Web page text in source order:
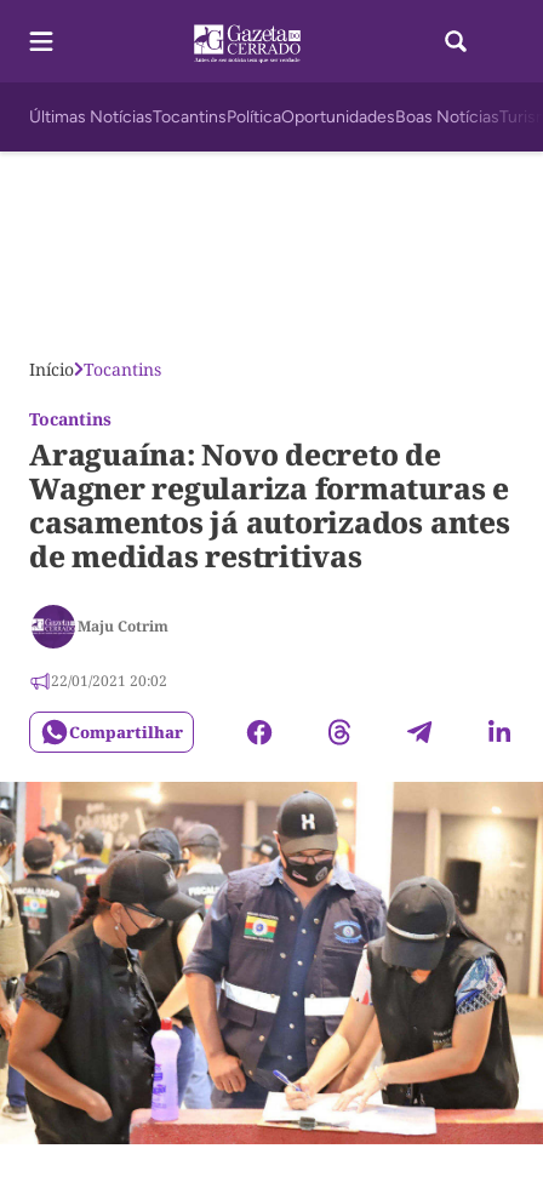
Últimas NotíciasTocantinsPolíticaOportunidadesBoas Notícias
Início Tocantins
Tocantins
Araguaína: Novo decreto de
Wagner regulariza formaturas e
casamentos já autorizados antes
de medidas restritivas
Maju Cotrim
22/01/2021 20:02
Compartilhar